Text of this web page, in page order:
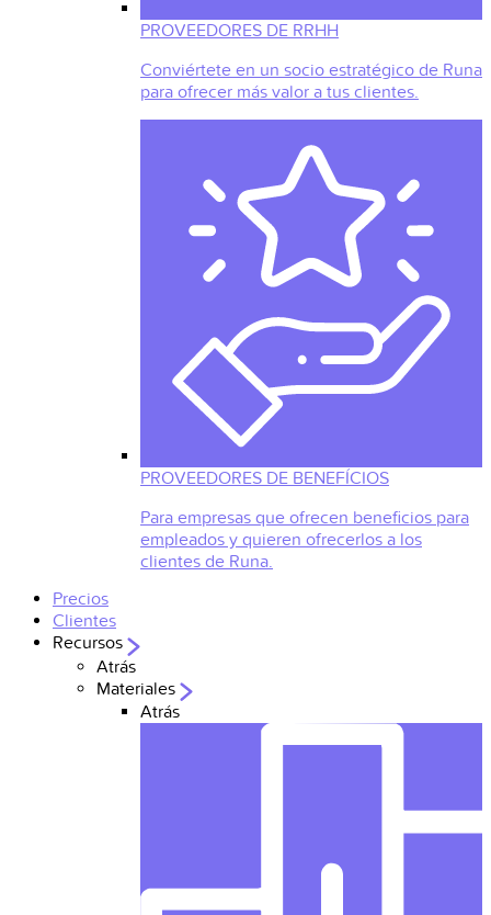
PROVEEDORES DE RRHH
Conviértete en un socio estratégico de Runa
para ofrecer más valor a tus clientes.
PROVEEDORES DE BENEFÍCIOS
Para empresas que ofrecen beneficios para
empleados y quieren ofrecerlos a los
clientes de Runa.
Precios
Clientes
Recursos
Atrás
Materiales
Atrás